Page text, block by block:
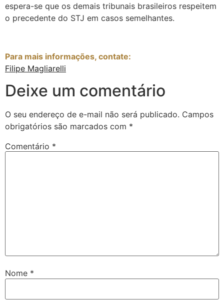
espera-se que os demais tribunais brasileiros respeitem
o precedente do STJ em casos semelhantes.
Para mais informações, contate:
Filipe Magliarelli
Deixe um comentário
O seu endereço de e-mail não será publicado. Campos
obrigatórios são marcados com *
Comentário *
Nome *